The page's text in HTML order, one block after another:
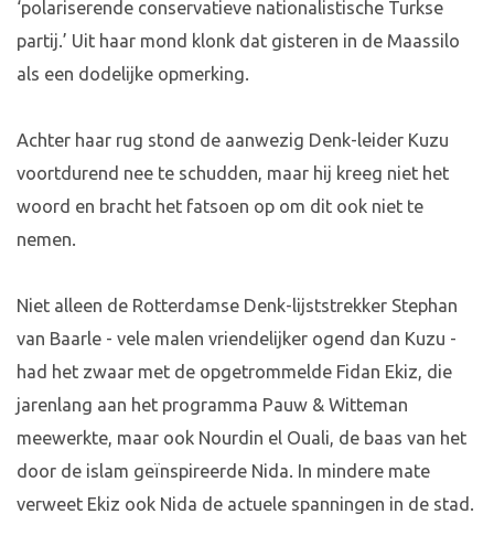
‘polariserende conservatieve nationalistische Turkse
partij.’ Uit haar mond klonk dat gisteren in de Maassilo
als een dodelijke opmerking.
Achter haar rug stond de aanwezig Denk-leider Kuzu
voortdurend nee te schudden, maar hij kreeg niet het
woord en bracht het fatsoen op om dit ook niet te
nemen.
Niet alleen de Rotterdamse Denk-lijststrekker Stephan
van Baarle - vele malen vriendelijker ogend dan Kuzu -
had het zwaar met de opgetrommelde Fidan Ekiz, die
jarenlang aan het programma Pauw & Witteman
meewerkte, maar ook Nourdin el Ouali, de baas van het
door de islam geïnspireerde Nida. In mindere mate
verweet Ekiz ook Nida de actuele spanningen in de stad.